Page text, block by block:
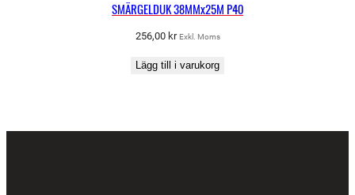
SMÄRGELDUK 38MMx25M P40
256,00 kr Exkl. Moms
Lägg till i varukorg